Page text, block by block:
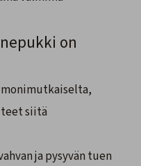
on
siitä
ja pysyvän tuen